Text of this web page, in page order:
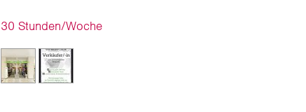
30 Stunden/Woche